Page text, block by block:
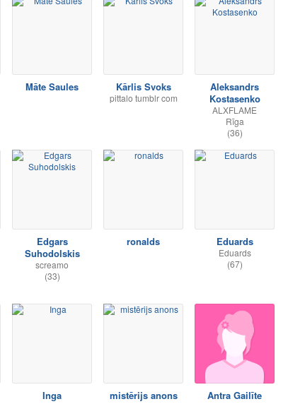
Māte Saules Kārlis Svoks
pittalo tumblr com
Aleksandrs
Kostasenko
ALXFLAME
Rīga
(36)
Edgars
Suhodolskis
screamo
(33)
ronalds Eduards
Eduards
(67)
Inga mistērijs anons Antra Gailīte